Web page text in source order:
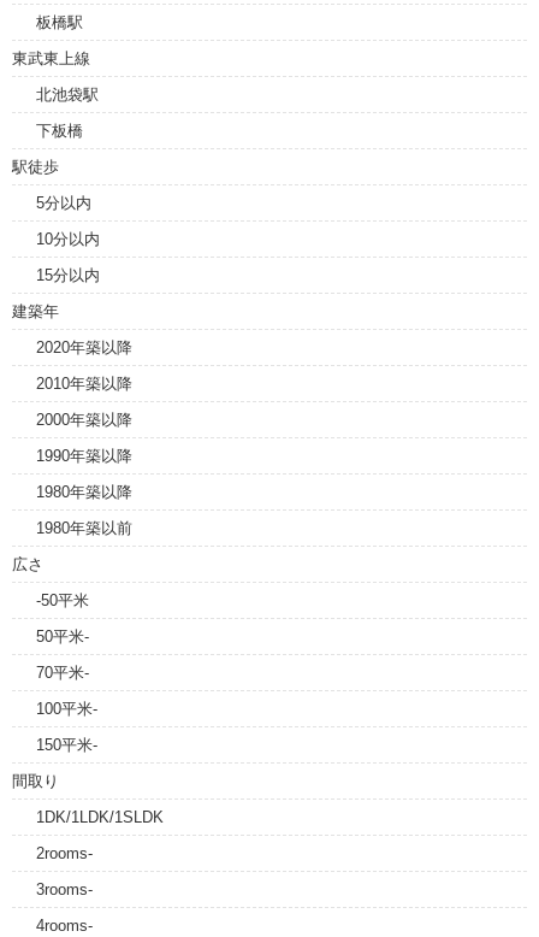
板橋駅
東武東上線
北池袋駅
下板橋
駅徒歩
5分以内
10分以内
15分以内
建築年
2020年築以降
2010年築以降
2000年築以降
1990年築以降
1980年築以降
1980年築以前
広さ
-50平米
50平米-
70平米-
100平米-
150平米-
間取り
1DK/1LDK/1SLDK
2rooms-
3rooms-
4rooms-